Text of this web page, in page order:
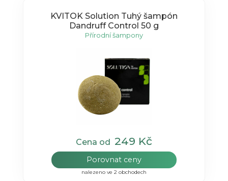
KVITOK Solution Tuhý šampón
Dandruff Control 50 g
Přírodní šampony
Cena od 249 Kč
Porovnat ceny
nalezeno ve 2 obchodech